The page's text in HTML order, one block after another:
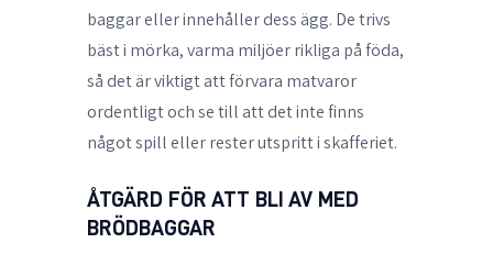
baggar eller innehåller dess ägg. De trivs
bäst i mörka, varma miljöer rikliga på föda,
så det är viktigt att förvara matvaror
ordentligt och se till att det inte finns
något spill eller rester utspritt i skafferiet.
ÅTGÄRD FÖR ATT BLI AV MED
BRÖDBAGGAR